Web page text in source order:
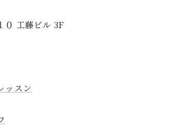
０ 工藤ビル 3F
ッスン